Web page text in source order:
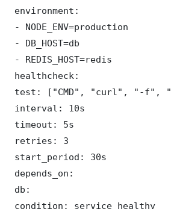
environment:
- NODE_ENV=production
- DB_HOST=db
- REDIS_HOST=redis
healthcheck:
test: ["CMD", "curl", "-f",
interval: 10s
timeout: 5s
retries: 3
start_period: 30s
depends_on:
db:
condition: service_healthy